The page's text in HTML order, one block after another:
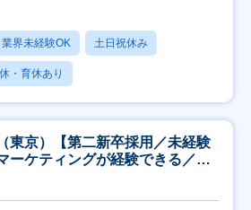
界未経験OK 土日祝休み
・育休あり
東京）【第二新卒採用／未経験
ーケティングが経験できる／研